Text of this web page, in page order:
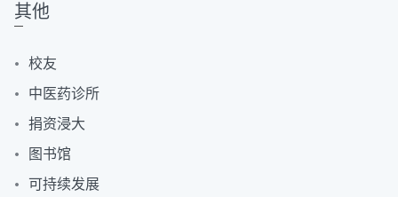
其他
校友
中医药诊所
捐资浸大
图书馆
可持续发展